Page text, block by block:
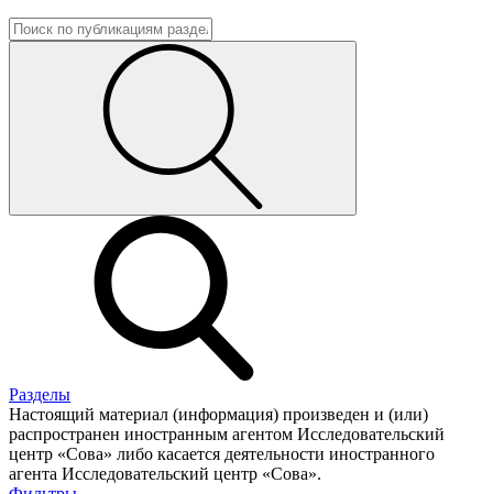
Разделы
Настоящий материал (информация) произведен и (или)
распространен иностранным агентом Исследовательский
центр «Сова» либо касается деятельности иностранного
агента Исследовательский центр «Сова».